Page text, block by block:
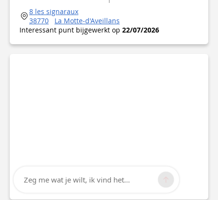
8 les signaraux
38770
La Motte-d'Aveillans
Interessant punt bijgewerkt op 22/07/2026
Zeg me wat je wilt, ik vind het...